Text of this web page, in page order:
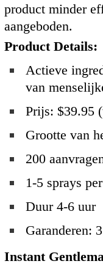
product minder
aangeboden.
Product Details:
Actieve
van
Prijs: $39.95
Grootte van
200
1-5 sprays
Duur 4-6 uur
Garanderen:
Instant